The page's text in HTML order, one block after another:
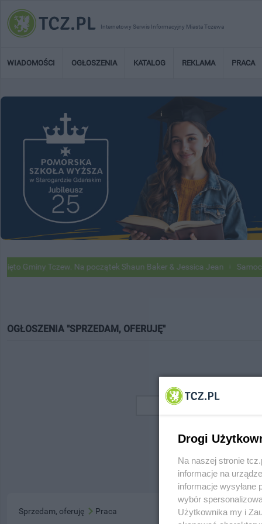
Internetowy Serwis Informacyjny Miasta Tczewa
WIADOMOŚCI OGŁOSZENIA KATALOG REKLAMA PRACA
Gminy Tczew. Na początek Shaun Baker & Jessica Jean
OGŁOSZENIA "SPRZEDAM, OFERUJĘ"
Sprzedam, oferuję Praca
Drogi
Na naszej stronie
informacje na
informacje wysyłane
wybór
Użytkownika my i